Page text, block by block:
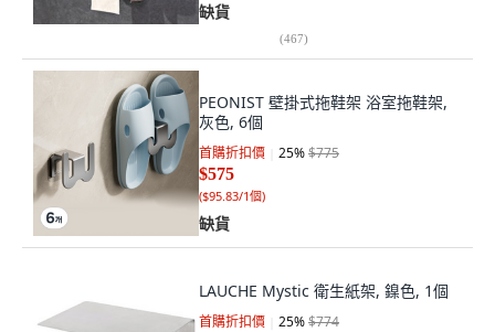
缺貨
(467)
PEONIST 壁掛式拖鞋架 浴室拖鞋架,
灰色, 6個
首購折扣價 25%$775
$575
($95.83/1個)
缺貨
LAUCHE Mystic 衛生紙架, 鎳色, 1個
首購折扣價 25%$774